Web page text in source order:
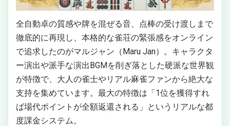
全自動卓の質感や牌を混ぜる音、点棒の受け渡しまで
徹底的に再現し、本格的な雀荘の緊張感をオンライン
で追求したのがマルジャン（Maru Jan）。キャラクタ
ー演出や派手な演出BGMを削ぎ落とした硬派な世界観
が特徴で、大人の雀士やリアル麻雀ファンから絶大な
支持を集めています。最大の特徴は「1位を獲得すれ
ば場代ポイントが全額返還される」というリアルな都
度課金システム。